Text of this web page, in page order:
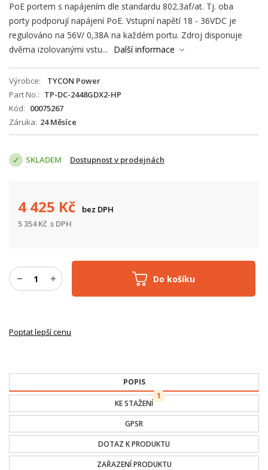
PoE portem s napájením dle standardu 802.3af/at. Tj. oba
porty podporují napájení PoE. Vstupní napětí 18 - 36VDC je
regulováno na 56V/ 0,38A na každém portu. Zdroj disponuje
dvěma izolovanými vstu...
Další informace
Výrobce
TYCON Power
Part No.
TP-DC-2448GDX2-HP
Kód
00075267
Záruka 24 Měsíce
SKLADEM Dostupnost v prodejnách
Do košíku
4 425 Kč
bez DPH
5 354Kč s DPH
Poptat lepší cenu
POPIS
KE STAŽENÍ
1
GPSR
DOTAZ K PRODUKTU
ZAŘAZENÍ PRODUKTU